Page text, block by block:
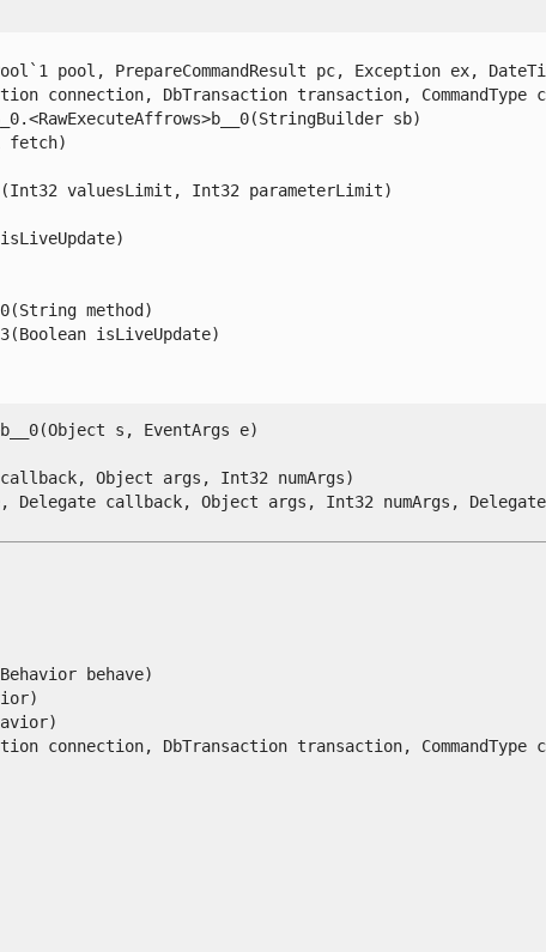
pool, PrepareCommandResult pc, Exception ex,
connection, DbTransaction transaction,
sb)
fetch)
valuesLimit, Int32 parameterLimit)
method)
isLiveUpdate)
s, EventArgs e)
Object args, Int32 numArgs)
callback, Object args, Int32 numArgs,
behave)
connection, DbTransaction transaction,